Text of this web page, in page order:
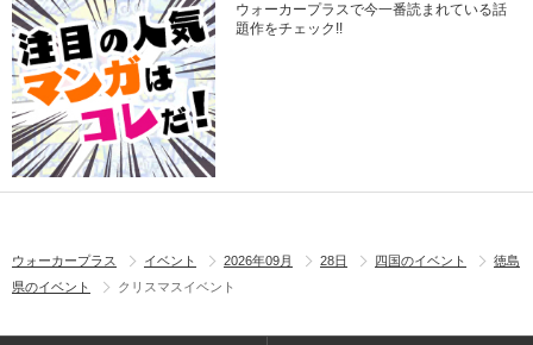
ウォーカープラスで今一番読まれている話
題作をチェック!!
ウォーカープラス イベント 2026年09月 28日 四国のイベント
徳島
県のイベント
クリスマスイベント